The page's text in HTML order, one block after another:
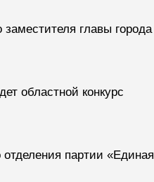
главы города
областной конкурс
отделения партии «Единая